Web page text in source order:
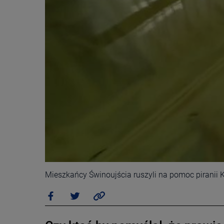
Mieszkańcy Świnoujścia ruszyli na pomoc piranii